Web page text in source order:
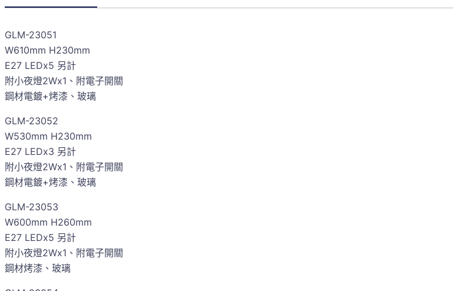
GLM-23051
W610mm H230mm
E27 LEDx5 另計
附小夜燈2Wx1、附電子開關
鋼材電鍍+烤漆、玻璃
GLM-23052
W530mm H230mm
E27 LEDx3 另計
附小夜燈2Wx1、附電子開關
鋼材電鍍+烤漆、玻璃
GLM-23053
W600mm H260mm
E27 LEDx5 另計
附小夜燈2Wx1、附電子開關
鋼材烤漆、玻璃